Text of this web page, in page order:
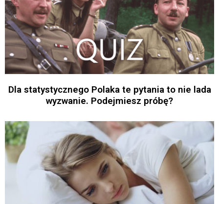
Dla statystycznego Polaka te pytania to nie lada
wyzwanie. Podejmiesz próbę?